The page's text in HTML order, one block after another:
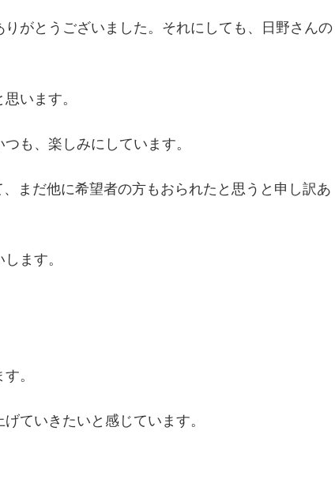
がとうございました。それにしても、日野さんの
います。
も、楽しみにしています。
まだ他に希望者の方もおられたと思うと申し訳あ
ます。
。
ていきたいと感じています。